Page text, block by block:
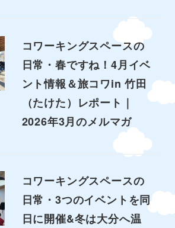
コワーキングスペースの
日常・春ですね！4月イベ
ント情報＆旅コワin 竹田
（たけた）レポート｜
2026年3月のメルマガ
コワーキングスペースの
日常・3つのイベントを同
日に開催&冬は大分へ温